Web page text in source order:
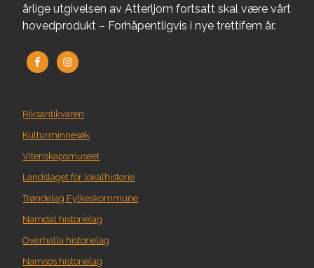
årlige utgivelsen av Atterljom fortsatt skal være vårt
hovedprodukt – Forhåpentligvis i nye trettifem år.
Riksantikvaren
Kulturminnesøk
Vitenskapsmuseet
Landslaget for lokalhistorie
Trøndelag Fylkeskommune
Namdal historielag
Overhalla historielag
Namsos historielag